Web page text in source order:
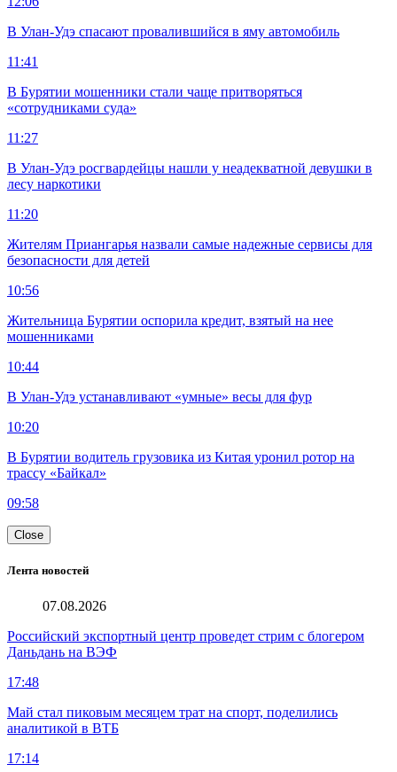
В Улан-Удэ спасают провалившийся в яму автомобиль
11:41
В Бурятии мошенники стали чаще притворяться
«сотрудниками суда»
11:27
В Улан-Удэ росгвардейцы нашли у неадекватной девушки в
лесу наркотики
11:20
Жителям Приангарья назвали самые надежные сервисы для
безопасности для детей
10:56
Жительница Бурятии оспорила кредит, взятый на нее
мошенниками
10:44
В Улан-Удэ устанавливают «умные» весы для фур
10:20
В Бурятии водитель грузовика из Китая уронил ротор на
трассу «Байкал»
09:58
Close
Лента новостей
07.08.2026
Российский экспортный центр проведет стрим с блогером
Даньдань на ВЭФ
17:48
Май стал пиковым месяцем трат на спорт, поделились
аналитикой в ВТБ
17:14